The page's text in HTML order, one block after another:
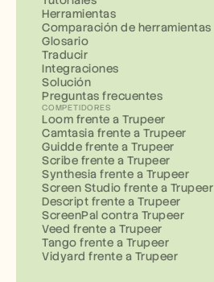
Herramientas
Comparación de herramientas
Glosario
Traducir
Integraciones
Solución
Preguntas frecuentes
COMPETIDORES
Loom frente a Trupeer
Camtasia frente a Trupeer
Guidde frente a Trupeer
Scribe frente a Trupeer
Synthesia frente a Trupeer
Screen Studio frente a Trupeer
Descript frente a Trupeer
ScreenPal contra Trupeer
Veed frente a Trupeer
Tango frente a Trupeer
Vidyard frente a Trupeer